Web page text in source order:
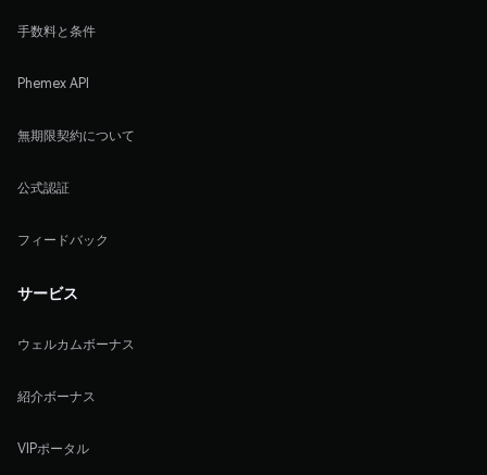
手数料と条件
Phemex API
無期限契約について
公式認証
フィードバック
サービス
ウェルカムボーナス
紹介ボーナス
VIPポータル